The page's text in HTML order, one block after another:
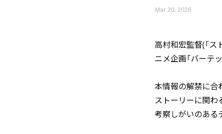
Mar 20, 2026
高村和宏監督(「ス
ニメ企画「バーテ
本情報の解禁に合
ストーリーに関わ
考察しがいのある